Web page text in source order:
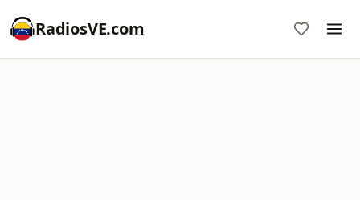
RadiosVE.com